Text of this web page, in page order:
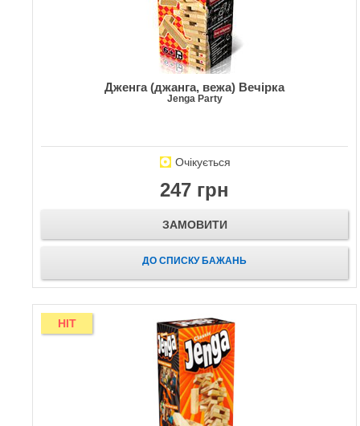
Дженга (джанга, вежа) Вечірка
Jenga Party
Очікується
247 грн
ЗАМОВИТИ
ДО СПИСКУ БАЖАНЬ
HIT